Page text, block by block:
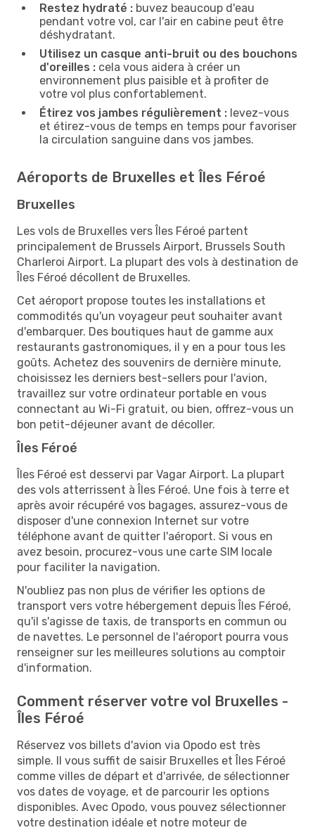
Restez hydraté : buvez beaucoup d'eau
pendant votre vol, car l'air en cabine peut être
déshydratant.
Utilisez un casque anti-bruit ou des bouchons
d'oreilles : cela vous aidera à créer un
environnement plus paisible et à profiter de
votre vol plus confortablement.
Étirez vos jambes régulièrement : levez-vous
et étirez-vous de temps en temps pour favoriser
la circulation sanguine dans vos jambes.
Aéroports de Bruxelles et Îles Féroé
Bruxelles
Les vols de Bruxelles vers Îles Féroé partent
principalement de Brussels Airport, Brussels South
Charleroi Airport. La plupart des vols à destination de
Îles Féroé décollent de Bruxelles.
Cet aéroport propose toutes les installations et
commodités qu'un voyageur peut souhaiter avant
d'embarquer. Des boutiques haut de gamme aux
restaurants gastronomiques, il y en a pour tous les
goûts. Achetez des souvenirs de dernière minute,
choisissez les derniers best-sellers pour l'avion,
travaillez sur votre ordinateur portable en vous
connectant au Wi-Fi gratuit, ou bien, offrez-vous un
bon petit-déjeuner avant de décoller.
Îles Féroé
Îles Féroé est desservi par Vagar Airport. La plupart
des vols atterrissent à Îles Féroé. Une fois à terre et
après avoir récupéré vos bagages, assurez-vous de
disposer d'une connexion Internet sur votre
téléphone avant de quitter l'aéroport. Si vous en
avez besoin, procurez-vous une carte SIM locale
pour faciliter la navigation.
N'oubliez pas non plus de vérifier les options de
transport vers votre hébergement depuis Îles Féroé,
qu'il s'agisse de taxis, de transports en commun ou
de navettes. Le personnel de l'aéroport pourra vous
renseigner sur les meilleures solutions au comptoir
d'information.
Comment réserver votre vol Bruxelles -
Îles Féroé
Réservez vos billets d'avion via Opodo est très
simple. Il vous suffit de saisir Bruxelles et Îles Féroé
comme villes de départ et d'arrivée, de sélectionner
vos dates de voyage, et de parcourir les options
disponibles. Avec Opodo, vous pouvez sélectionner
votre destination idéale et notre moteur de